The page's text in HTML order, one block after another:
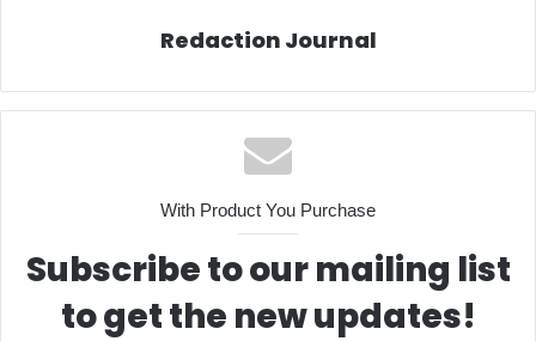
Redaction Journal
With Product You Purchase
Subscribe to our mailing list
to get the new updates!